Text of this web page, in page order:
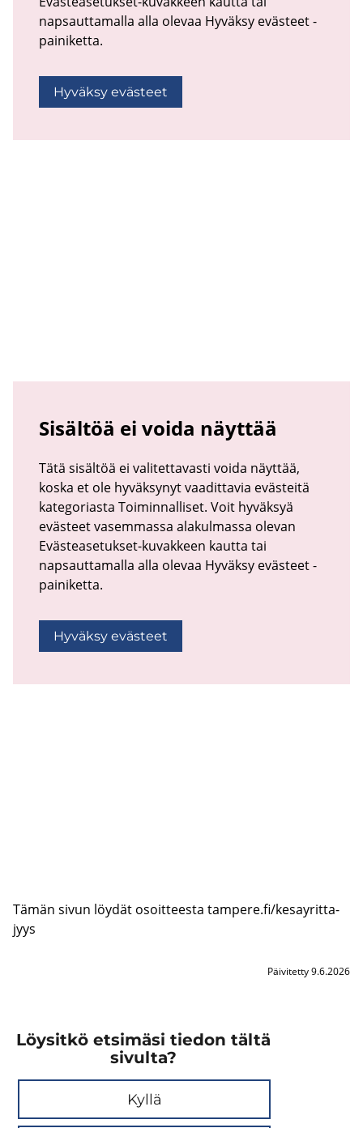
napsauttamalla alla olevaa Hyväksy evästeet -
painiketta.
Hyväksy evästeet
Sisältöä ei voida näyttää
Tätä sisältöä ei valitettavasti voida näyttää,
koska et ole hyväksynyt vaadittavia evästeitä
kategoriasta Toiminnalliset. Voit hyväksyä
evästeet vasemmassa alakulmassa olevan
Evästeasetukset-kuvakkeen kautta tai
napsauttamalla alla olevaa Hyväksy evästeet -
painiketta.
Hyväksy evästeet
Tämän sivun löy­dät osoit­tees­ta tam­pe­re.fi/ke­say­rit­ta­
jyys
Päivitetty 9.6.2026
Löysitkö etsimäsi tiedon tältä
sivulta?
Kyllä